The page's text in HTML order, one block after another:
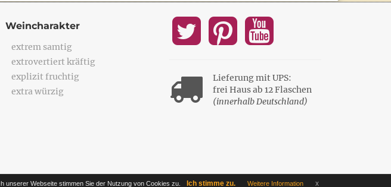
Weincharakter
extrem samtig
extrovertiert kräftig
explizit fruchtig
extra würzig
Lieferung mit UPS:
frei Haus ab 12 Flaschen
(innerhalb Deutschland)
unserer Webseite stimmen Sie der Nutzung von Cookies zu. Ich stimme zu. Weitere Information x